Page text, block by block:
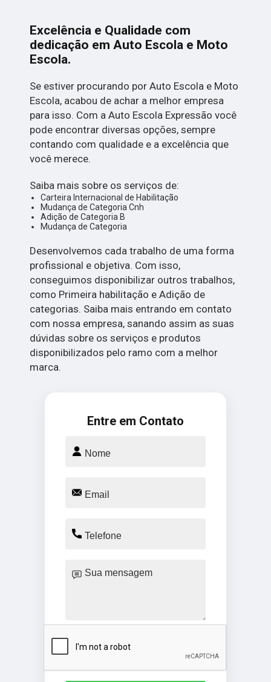
Excelência e Qualidade com
dedicação em Auto Escola e Moto
Escola.
Se estiver procurando por Auto Escola e Moto
Escola, acabou de achar a melhor empresa
para isso. Com a Auto Escola Expressão você
pode encontrar diversas opções, sempre
contando com qualidade e a excelência que
você merece.
Saiba mais sobre os serviços de:
Carteira Internacional de Habilitação
Mudança de Categoria Cnh
Adição de Categoria B
Mudança de Categoria
Desenvolvemos cada trabalho de uma forma
profissional e objetiva. Com isso,
conseguimos disponibilizar outros trabalhos,
como Primeira habilitação e Adição de
categorias. Saiba mais entrando em contato
com nossa empresa, sanando assim as suas
dúvidas sobre os serviços e produtos
disponibilizados pelo ramo com a melhor
marca.
Entre em Contato